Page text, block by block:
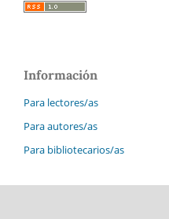
Información
Para lectores/as
Para autores/as
Para bibliotecarios/as